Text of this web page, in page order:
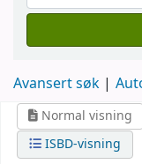
Avansert søk
Normal visning
ISBD-visning